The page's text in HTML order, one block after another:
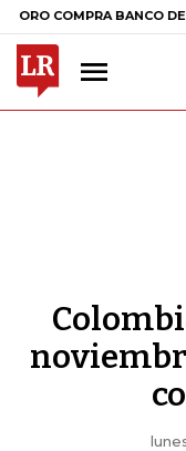
COMPRA BANCO DE LA